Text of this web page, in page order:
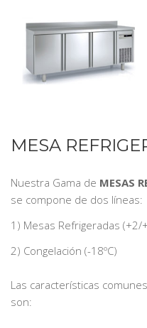
MESA
Nuestra Gama de MESAS
se compone de dos líneas:
1) Mesas Refrigeradas (+2/
2) Congelación (-18ºC)
Las características
son: